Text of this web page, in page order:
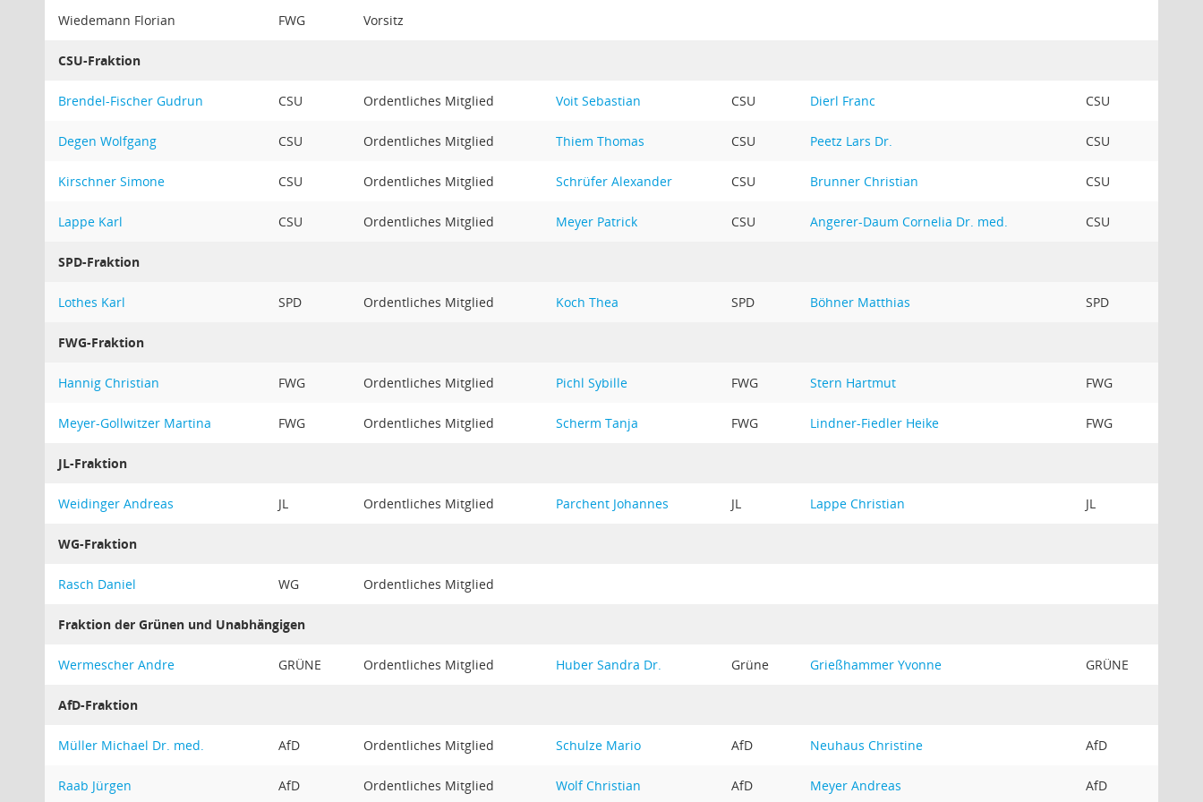
Wiedemann Florian FWG Vorsitz
CSU-Fraktion
Brendel-Fischer Gudrun CSU Ordentliches Mitglied Voit Sebastian CSU Dierl Franc CSU
Degen Wolfgang CSU Ordentliches Mitglied Thiem Thomas CSU Peetz Lars Dr. CSU
Kirschner Simone CSU Ordentliches Mitglied Schrüfer Alexander CSU Brunner Christian CSU
Lappe Karl CSU Ordentliches Mitglied Meyer Patrick CSU Angerer-Daum Cornelia Dr. med. CSU
SPD-Fraktion
Lothes Karl SPD Ordentliches Mitglied Koch Thea SPD Böhner Matthias SPD
FWG-Fraktion
Hannig Christian FWG Ordentliches Mitglied Pichl Sybille FWG Stern Hartmut FWG
Meyer-Gollwitzer Martina FWG Ordentliches Mitglied Scherm Tanja FWG Lindner-Fiedler Heike FWG
JL-Fraktion
Weidinger Andreas JL Ordentliches Mitglied Parchent Johannes JL Lappe Christian JL
WG-Fraktion
Rasch Daniel WG Ordentliches Mitglied
Fraktion der Grünen und Unabhängigen
Wermescher Andre GRÜNE Ordentliches Mitglied Huber Sandra Dr. Grüne Grießhammer Yvonne GRÜNE
AfD-Fraktion
Müller Michael Dr. med. AfD Ordentliches Mitglied Schulze Mario AfD Neuhaus Christine AfD
Raab Jürgen AfD Ordentliches Mitglied Wolf Christian AfD Meyer Andreas AfD